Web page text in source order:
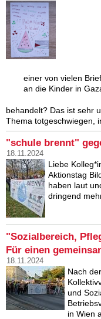
einer von vielen
an die Kinder in
behandelt? Das ist sehr
Thema totgeschwiegen,
"schule brennt"
18.11.2024
Liebe
Aktionstag
haben laut
dringend
"Sozialbereich,
Für einen
18.11.2024
Nach
und
in Wien